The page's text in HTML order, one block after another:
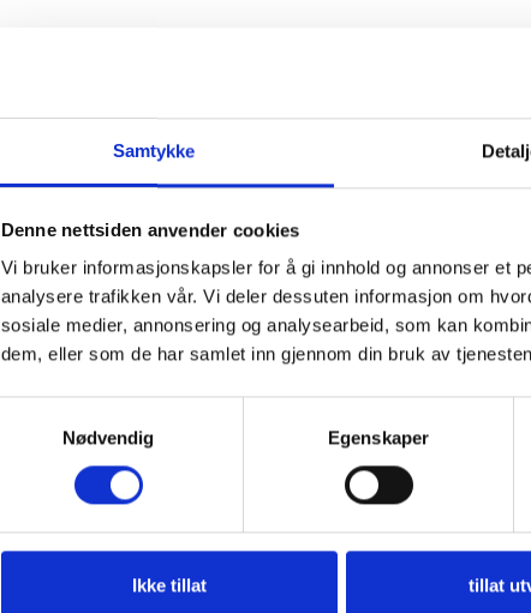
Samtykke
Denne nettsiden anvender cookies
Vi bruker informasjonskapsler for å gi innhold og annonser et
analysere trafikken vår. Vi deler dessuten informasjon om
sosiale medier, annonsering og analysearbeid, som kan
dem, eller som de har samlet inn gjennom din bruk av
Nødvendig
Egenskaper
Ikke tillat tillat